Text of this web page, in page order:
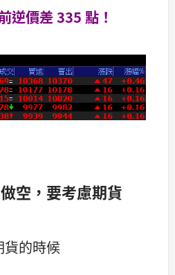
逆價差 335 點！
空，要考慮期貨
的時候